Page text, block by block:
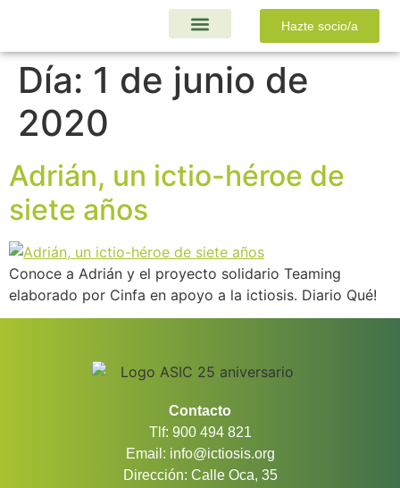
Hazte socio/a
Día: 1 de junio de
2020
Adrián, un ictio-héroe de
siete años
Conoce a Adrián y el proyecto solidario Teaming
elaborado por Cinfa en apoyo a la ictiosis. Diario Qué!
Contacto
Tlf: 900 494 821
Email: info@ictiosis.org
Dirección: Calle Oca, 35